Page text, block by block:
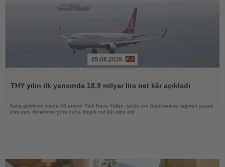
05.08.2026
THY yılın ilk yarısında 18,9 milyar lira net kâr açıkladı
Satış gelirlerini yüzde 43 artıran Türk Hava Yolları, güçlü ciro büyümesine rağmen geçen
yılın aynı dönemine göre daha düşük net kâr elde etti